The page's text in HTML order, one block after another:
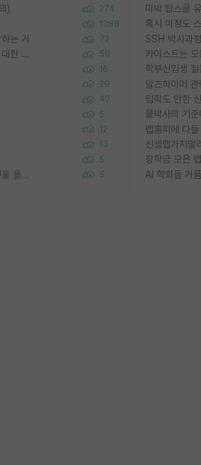
) 274
1388
는 거 72
포스텍 억까에 대해 (동문의 학문적 아웃풋에 대한 반박) 50
16
29
40
5
12
13
5
정보보안 연구하는 입장에선 식별가능한 사진을 올리는건 비추이긴함 5
미박 탑스쿨
혹시 이정도
카이스트는
학부신입생 질
알츠하이머
입학도 안한
물박사의 기
랩홈피에 다
신생랩가지말
장학금 모은
AI 학회들 거